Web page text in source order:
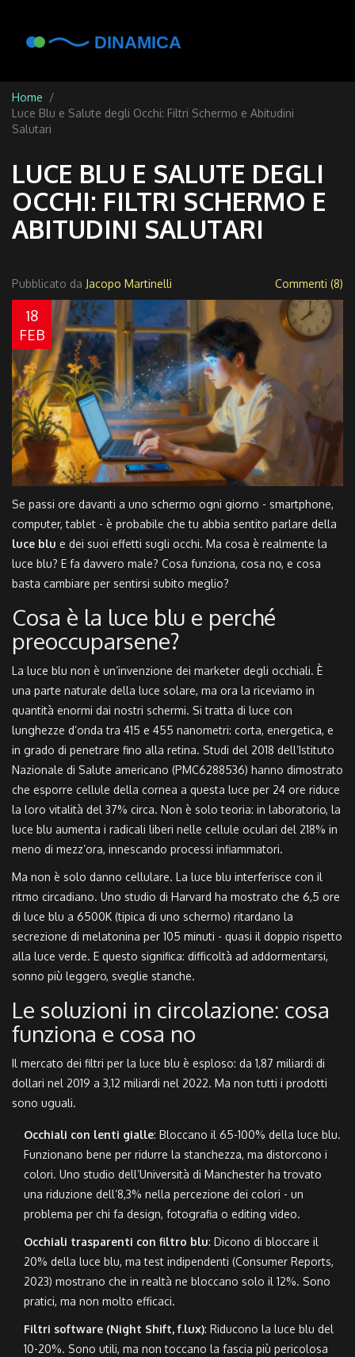
Home
Luce Blu e Salute degli Occhi: Filtri Schermo e Abitudini
Salutari
LUCE BLU E SALUTE DEGLI
OCCHI: FILTRI SCHERMO E
ABITUDINI SALUTARI
Pubblicato da Jacopo Martinelli Commenti (8)
18
FEB
Se passi ore davanti a uno schermo ogni giorno - smartphone,
computer, tablet - è probabile che tu abbia sentito parlare della
luce blu e dei suoi effetti sugli occhi. Ma cosa è realmente la
luce blu? E fa davvero male? Cosa funziona, cosa no, e cosa
basta cambiare per sentirsi subito meglio?
Cosa è la luce blu e perché
preoccuparsene?
La luce blu non è un’invenzione dei marketer degli occhiali. È
una parte naturale della luce solare, ma ora la riceviamo in
quantità enormi dai nostri schermi. Si tratta di luce con
lunghezze d’onda tra 415 e 455 nanometri: corta, energetica, e
in grado di penetrare fino alla retina. Studi del 2018 dell’Istituto
Nazionale di Salute americano (PMC6288536) hanno dimostrato
che esporre cellule della cornea a questa luce per 24 ore riduce
la loro vitalità del 37% circa. Non è solo teoria: in laboratorio, la
luce blu aumenta i radicali liberi nelle cellule oculari del 218% in
meno di mezz’ora, innescando processi infiammatori.
Ma non è solo danno cellulare. La luce blu interferisce con il
ritmo circadiano. Uno studio di Harvard ha mostrato che 6,5 ore
di luce blu a 6500K (tipica di uno schermo) ritardano la
secrezione di melatonina per 105 minuti - quasi il doppio rispetto
alla luce verde. E questo significa: difficoltà ad addormentarsi,
sonno più leggero, sveglie stanche.
Le soluzioni in circolazione: cosa
funziona e cosa no
Il mercato dei filtri per la luce blu è esploso: da 1,87 miliardi di
dollari nel 2019 a 3,12 miliardi nel 2022. Ma non tutti i prodotti
sono uguali.
Occhiali con lenti gialle: Bloccano il 65-100% della luce blu.
Funzionano bene per ridurre la stanchezza, ma distorcono i
colori. Uno studio dell’Università di Manchester ha trovato
una riduzione dell’8,3% nella percezione dei colori - un
problema per chi fa design, fotografia o editing video.
Occhiali trasparenti con filtro blu: Dicono di bloccare il
20% della luce blu, ma test indipendenti (Consumer Reports,
2023) mostrano che in realtà ne bloccano solo il 12%. Sono
pratici, ma non molto efficaci.
Filtri software (Night Shift, f.lux): Riducono la luce blu del
10-20%. Sono utili, ma non toccano la fascia più pericolosa